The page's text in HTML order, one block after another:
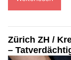
Zürich ZH /
–